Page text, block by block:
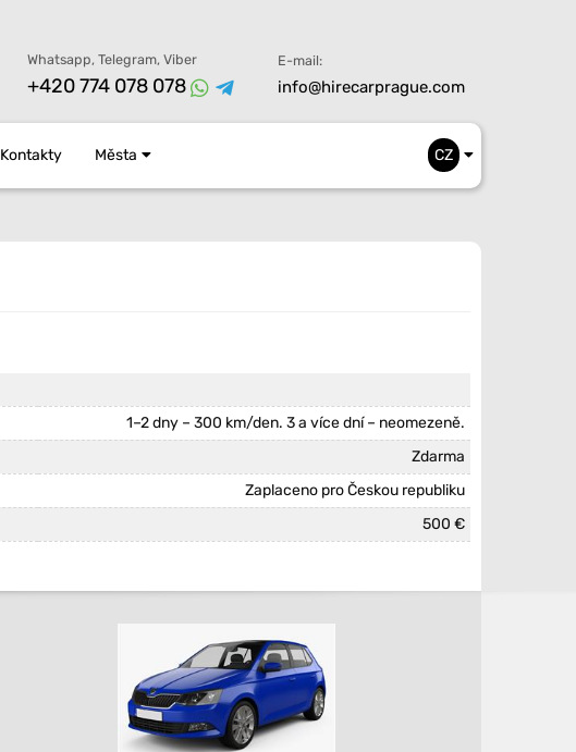
Whatsapp, Telegram, Viber
+420 774 078 078
E-mail:
info@hirecarprague.com
Kontakty Města CZ
1–2 dny – 300 km/den. 3 a více dní – neomezeně.
Zdarma
Zaplaceno pro Českou republiku
500 €